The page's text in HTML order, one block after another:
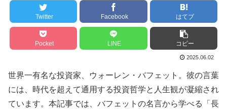
Twitter Facebook はてブ
Pocket LINE コピー
2025.06.02
世界一有名な投資家、ウォーレン・バフェット。彼の言葉
には、時代を超えて通用する投資哲学と人生観が凝縮され
ています。本記事では、バフェットの名言から学べる「長